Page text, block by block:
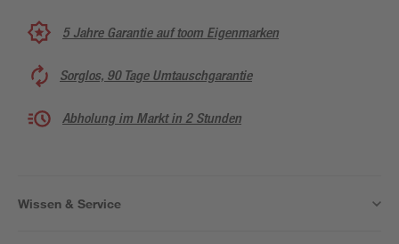
5 Jahre Garantie auf toom Eigenmarken
Sorglos, 90 Tage Umtauschgarantie
Abholung im Markt in 2 Stunden
Wissen & Service